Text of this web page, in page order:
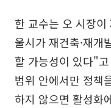
한 교수는 오 시장
울시가 재건축·재개
할 가능성이 있다"
범위 안에서만 정책
하지 않으면 활성화